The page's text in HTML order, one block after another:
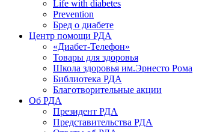
Life with diabetes
Prevention
Бред о диабете
Центр помощи РДА
«Диабет-Телефон»
Товары для здоровья
Школа здоровья им.Эрнесто Рома
Библиотека РДА
Благотворительные акции
Об РДА
Президент РДА
Представительства РДА